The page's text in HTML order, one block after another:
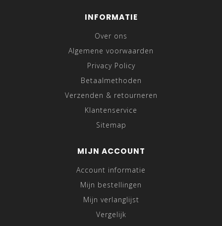
INFORMATIE
Over ons
Algemene voorwaarden
Privacy Policy
Betaalmethoden
Verzenden & retourneren
Klantenservice
Sitemap
MIJN ACCOUNT
Account informatie
Mijn bestellingen
Mijn verlanglijst
Vergelijk